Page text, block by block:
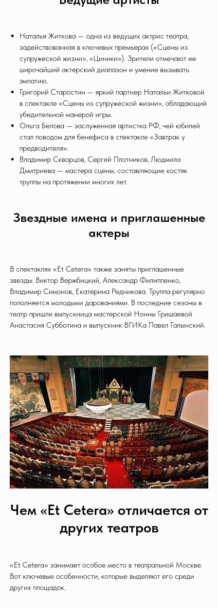
Наталья Житкова — одна из ведущих актрис театра,
задействованная в ключевых премьерах («Сцены из
супружеской жизни», «Циники»). Зрители отмечают ее
широчайший актерский диапазон и умение вызывать
эмпатию.
Григорий Старостин — яркий партнер Натальи Житковой
в спектакле «Сцены из супружеской жизни», обладающий
убедительной манерой игры.
Ольга Белова — заслуженная артистка РФ, чей юбилей
стал поводом для бенефиса в спектакле «Завтрак у
предводителя».
Владимир Скворцов, Сергей Плотников, Людмила
Дмитриева — мастера сцены, составляющие костяк
труппы на протяжении многих лет.
Звездные имена и приглашенные
актеры
В спектаклях «Et Cetera» также заняты приглашенные
звезды: Виктор Вержбицкий, Александр Филиппенко,
Владимир Симонов, Екатерина Редникова. Труппа регулярно
пополняется молодыми дарованиями. В последние сезоны в
театр пришли выпускница мастерской Нонны Гришаевой
Анастасия Субботина и выпускник ВГИКа Павел Галынский.
Чем «Et Cetera» отличается от
других театров
«Et Cetera» занимает особое место в театральной Москве.
Вот ключевые особенности, которые выделяют его среди
других площадок.